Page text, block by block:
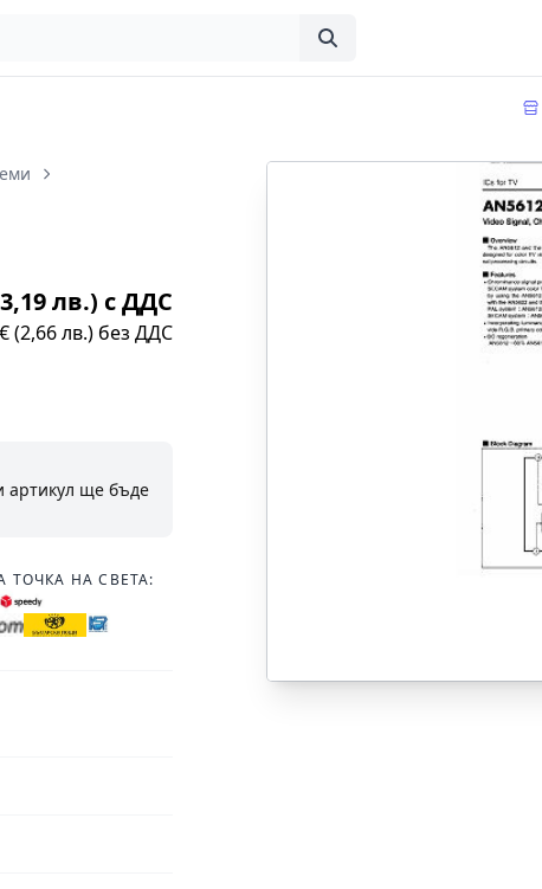
лв.) с ДДС
(2,66 лв.) без ДДС
артикул ще бъде
ТОЧКА НА СВЕТА: